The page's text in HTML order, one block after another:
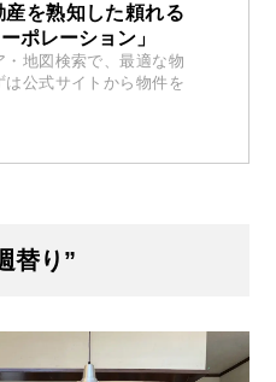
産を熟知した頼れる
ポレーション」
地図検索で、最適な物
公式サイトから物件を
替り”